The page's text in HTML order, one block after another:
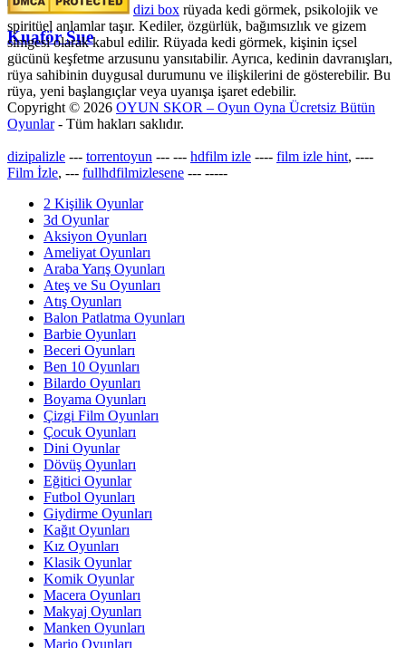
Kuaför Sue
dizi box rüyada kedi görmek​, psikolojik ve
spiritüel anlamlar taşır. Kediler, özgürlük, bağımsızlık ve gizem
simgesi olarak kabul edilir. Rüyada kedi görmek, kişinin içsel
gücünü keşfetme arzusunu yansıtabilir. Ayrıca, kedinin davranışları,
rüya sahibinin duygusal durumunu ve ilişkilerini de gösterebilir. Bu
rüya, yeni başlangıçlar veya uyanışa işaret edebilir.
Copyright © 2026 OYUN SKOR – Oyun Oyna Ücretsiz Bütün
Oyunlar- Tüm hakları saklıdır.
dizipalizle --- torrentoyun --- --- hdfilm izle ---- film izle hint, ----
Film İzle, --- fullhdfilmizlesene --- -----
2 Kişilik Oyunlar
3d Oyunlar
Aksiyon Oyunları
Ameliyat Oyunları
Araba Yarış Oyunları
Ateş ve Su Oyunları
Atış Oyunları
Balon Patlatma Oyunları
Barbie Oyunları
Beceri Oyunları
Ben 10 Oyunları
Bilardo Oyunları
Boyama Oyunları
Çizgi Film Oyunları
Çocuk Oyunları
Dini Oyunlar
Dövüş Oyunları
Eğitici Oyunlar
Futbol Oyunları
Giydirme Oyunları
Kağıt Oyunları
Kız Oyunları
Klasik Oyunlar
Komik Oyunlar
Macera Oyunları
Makyaj Oyunları
Manken Oyunları
Mario Oyunları